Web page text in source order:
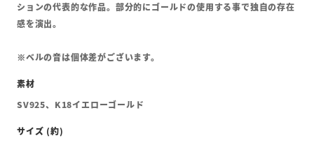
ションの代表的な作品。部分的にゴールドの使用する事で独自の存在
感を演出。
※ベルの音は個体差がございます。
SV925、K18イエローゴールド